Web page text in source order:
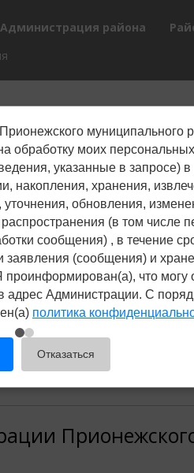
муниципального
обработку моих
указанные в запросе) в
накопления, хранения,
обновления,
(в том числе
сообщения) , в течение
заявления (сообщения) и
проинформирован(а), что могу
адрес Администрации. С
политика
Отказаться
Администрация района